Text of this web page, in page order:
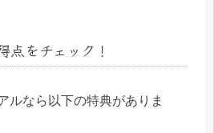
点をチェック！
ルなら以下の特典がありま